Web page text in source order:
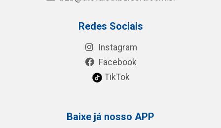
Redes Sociais
Instagram
Facebook
TikTok
Baixe já nosso APP